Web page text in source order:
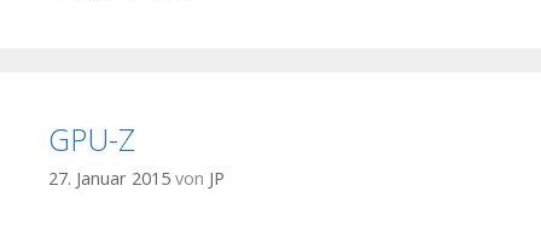
GPU-Z
27. Januar 2015 von JP